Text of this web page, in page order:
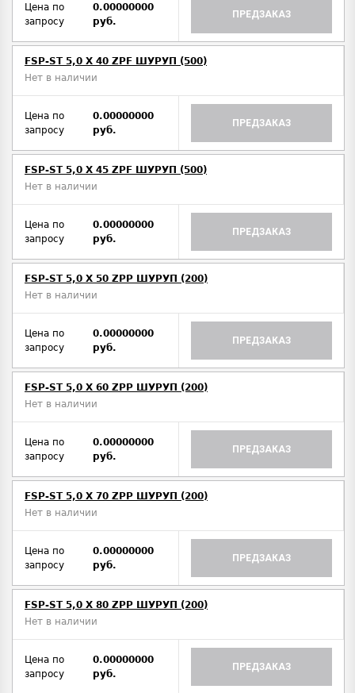
Цена по
запросу
0.00000000
руб.
ПРЕДЗАКАЗ
FSP-ST 5,0 X 40 ZPF ШУРУП (500)
Нет в наличии
Цена по
запросу
0.00000000
руб.
ПРЕДЗАКАЗ
FSP-ST 5,0 X 45 ZPF ШУРУП (500)
Нет в наличии
Цена по
запросу
0.00000000
руб.
ПРЕДЗАКАЗ
FSP-ST 5,0 X 50 ZPP ШУРУП (200)
Нет в наличии
Цена по
запросу
0.00000000
руб.
ПРЕДЗАКАЗ
FSP-ST 5,0 X 60 ZPP ШУРУП (200)
Нет в наличии
Цена по
запросу
0.00000000
руб.
ПРЕДЗАКАЗ
FSP-ST 5,0 X 70 ZPP ШУРУП (200)
Нет в наличии
Цена по
запросу
0.00000000
руб.
ПРЕДЗАКАЗ
FSP-ST 5,0 X 80 ZPP ШУРУП (200)
Нет в наличии
Цена по
запросу
0.00000000
руб.
ПРЕДЗАКАЗ